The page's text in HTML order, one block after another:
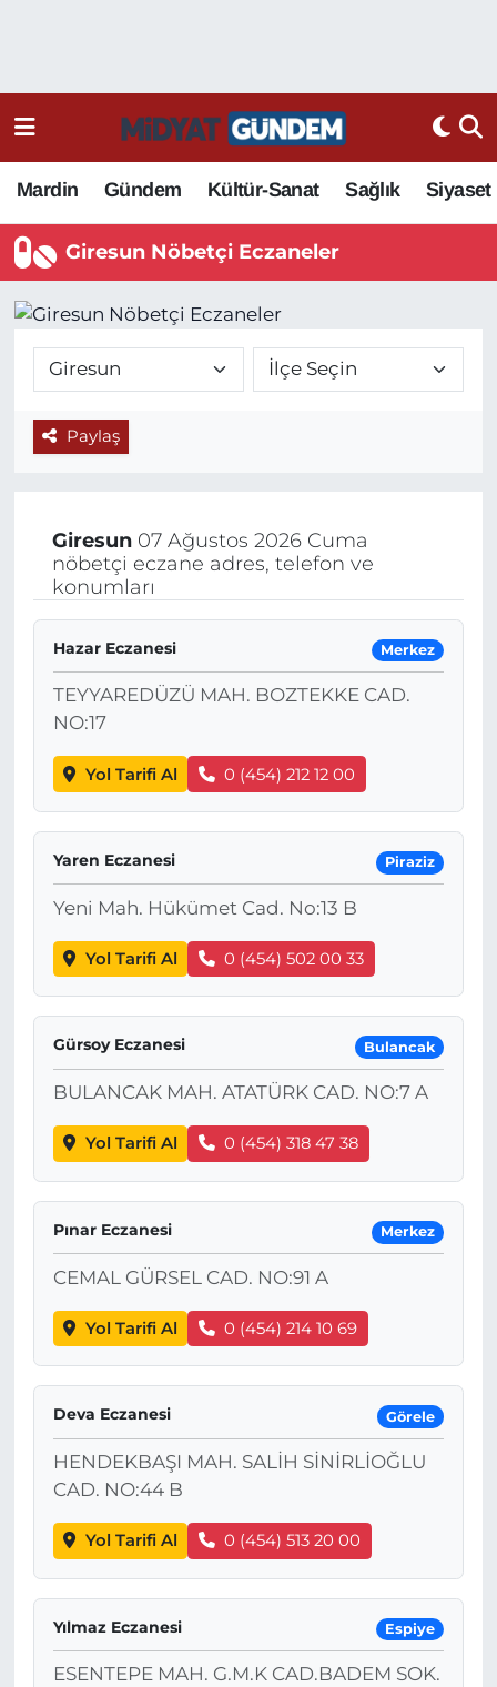
Mardin Gündem Kültür-Sanat Sağlık Siyaset
Giresun Nöbetçi Eczaneler
Paylaş
Giresun07 Ağustos 2026 Cuma
nöbetçi eczane adres, telefon ve
konumları
Hazar Eczanesi Merkez
TEYYAREDÜZÜ MAH. BOZTEKKE CAD.
NO:17
Yol Tarifi Al 0 (454) 212 12 00
Yaren Eczanesi Piraziz
Yeni Mah. Hükümet Cad. No:13 B
Yol Tarifi Al 0 (454) 502 00 33
Gürsoy Eczanesi Bulancak
BULANCAK MAH. ATATÜRK CAD. NO:7 A
Yol Tarifi Al 0 (454) 318 47 38
Pınar Eczanesi Merkez
CEMAL GÜRSEL CAD. NO:91 A
Yol Tarifi Al 0 (454) 214 10 69
Deva Eczanesi Görele
HENDEKBAŞI MAH. SALİH SİNİRLİOĞLU
CAD. NO:44 B
Yol Tarifi Al 0 (454) 513 20 00
Yılmaz Eczanesi Espiye
ESENTEPE MAH. G.M.K CAD.BADEM SOK.